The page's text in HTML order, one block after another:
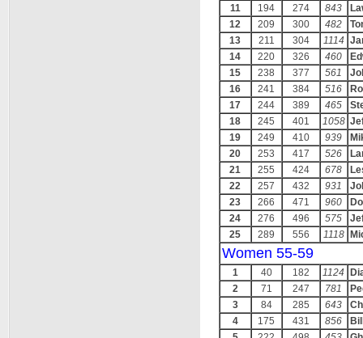
11
194 274 843
12
209 300 482
13
211 304 1114
14
220 326 460
15
238 377 561
16
241 384 516
17
244 389 465
18
245 401 1058
19
249 410 939
20
253 417 526
21
255 424 678
22
257 432 931
23
266 471 960
24
276 496 575
25
289 556 1118
Women 55-59
1 40 182 1124
2
71 247 781
3
84 285 643
4
175 431 856